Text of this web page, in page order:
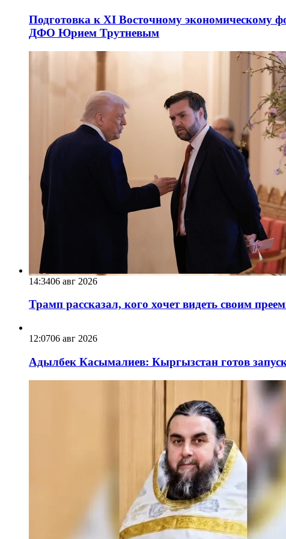
Подготовка к XI Восточному экономическому
ДФО Юрием Трутневым
14:3406 авг 2026
Трамп рассказал, кого хочет видеть своим
12:0706 авг 2026
Адылбек Касымалиев: Кыргызстан готов